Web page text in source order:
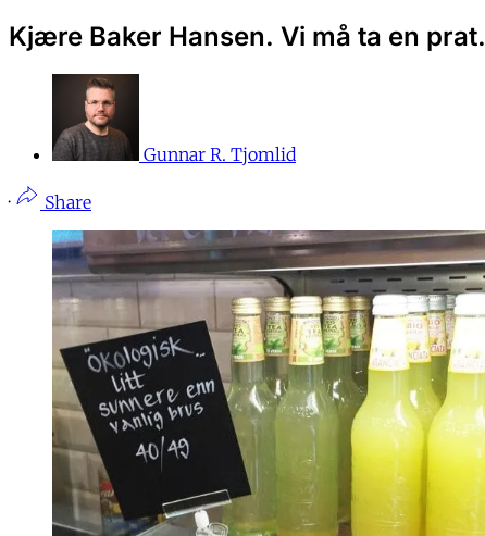
Kjære Baker Hansen. Vi må ta en prat.
Gunnar R. Tjomlid
· Share